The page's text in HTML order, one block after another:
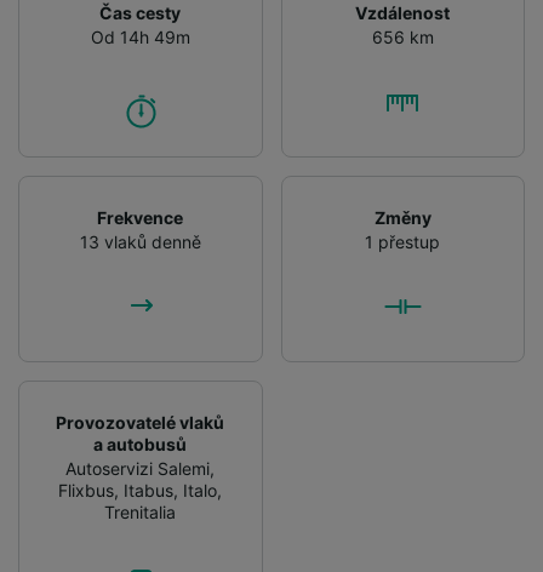
Čas cesty
Od 14h 49m
Vzdálenost
656 km
Frekvence
13 vlaků denně
Změny
1 přestup
Provozovatelé vlaků
a autobusů
Autoservizi Salemi,
Flixbus, Itabus, Italo,
Trenitalia